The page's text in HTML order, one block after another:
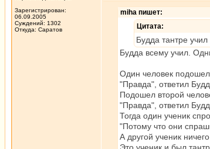
Зарегистрирован:
06.09.2005
Суждений: 1302
Откуда: Саратов
miha пишет:
Цитата:
Будда тантре
Будда всему учил.
Один человек
"Правда", ответил
Подошел второй
"Правда", ответил
Тогда один ученик
"Потому что они
А другой ученик